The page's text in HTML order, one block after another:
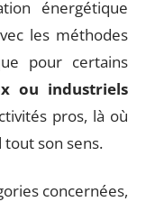
énergétique
les méthodes
pour certains
ou industriels
pros, là où
tout son sens.
concernées,